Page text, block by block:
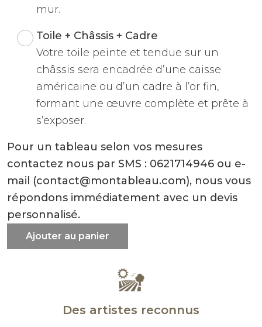
mur.
Toile + Châssis + Cadre
Votre toile peinte et tendue sur un
châssis sera encadrée d’une caisse
américaine ou d’un cadre à l’or fin,
formant une œuvre complète et prête à
s’exposer.
Pour un tableau selon vos mesures
contactez nous par SMS : 0621714946 ou e-
mail (contact@montableau.com), nous vous
répondons immédiatement avec un devis
personnalisé.
Ajouter au panier
Des artistes reconnus